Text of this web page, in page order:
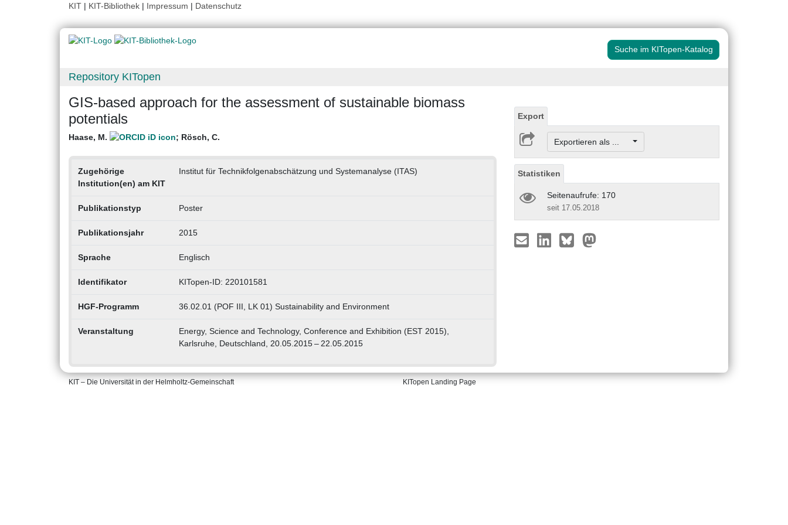
KIT | KIT-Bibliothek | Impressum | Datenschutz
Suche im KITopen-Katalog
Repository KITopen
GIS-based approach for the assessment of sustainable biomass
potentials
Haase, M. ; Rösch, C.
Zugehörige
Institution(en) am KIT
Institut für Technikfolgenabschätzung und Systemanalyse (ITAS)
Publikationstyp Poster
Publikationsjahr 2015
Sprache Englisch
Identifikator KITopen-ID: 220101581
HGF-Programm 36.02.01 (POF III, LK 01) Sustainability and Environment
Veranstaltung
Energy, Science and Technology, Conference and Exhibition (EST 2015),
Karlsruhe, Deutschland, 20.05.2015 – 22.05.2015
Export
Exportieren als ...
Statistiken
Seitenaufrufe: 170
seit 17.05.2018
KIT – Die Universität in der Helmholtz-Gemeinschaft KITopen Landing Page